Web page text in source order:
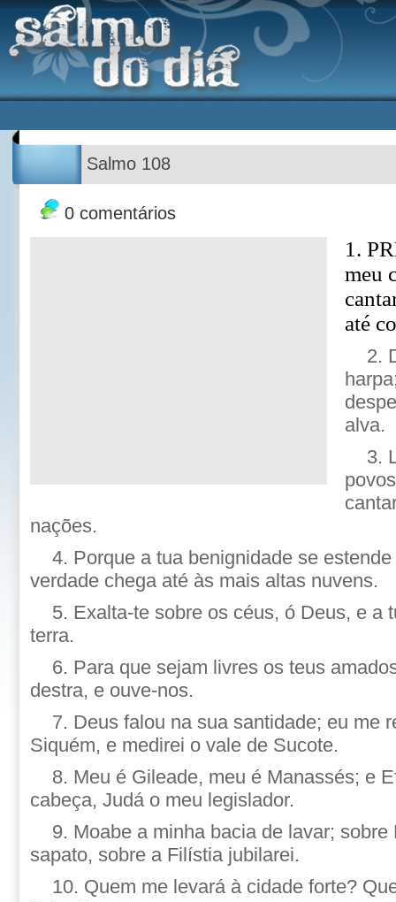
Salmo 108
0 comentários
1.
meu
até
2.
alva.
3.
nações.
4. Porque a tua benignidade se
verdade chega até às mais altas nuvens.
5. Exalta-te sobre os céus, ó Deus, e a
terra.
6. Para que sejam livres os teus
destra, e ouve-nos.
7. Deus falou na sua santidade; eu me
Siquém, e medirei o vale de Sucote.
8. Meu é Gileade, meu é Manassés; e
cabeça, Judá o meu legislador.
9. Moabe a minha bacia de lavar;
sapato, sobre a Filístia jubilarei.
10. Quem me levará à cidade forte?